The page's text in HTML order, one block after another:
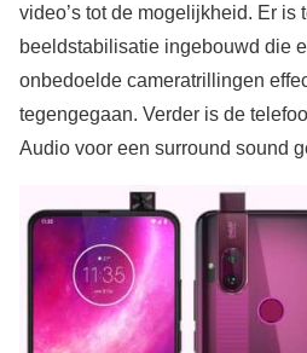
video’s tot de mogelijkheid. Er is
beeldstabilisatie ingebouwd die
onbedoelde cameratrillingen
tegengegaan. Verder is de
Audio voor een surround sound